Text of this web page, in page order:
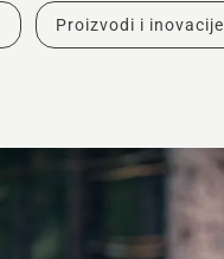
Proizvodi i inovacije